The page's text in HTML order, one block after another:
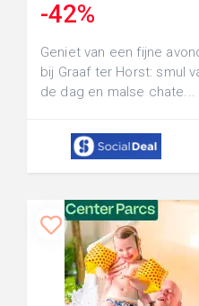
-42%
Geniet van een fijne
bij Graaf ter Horst: smul
de dag en malse chate...